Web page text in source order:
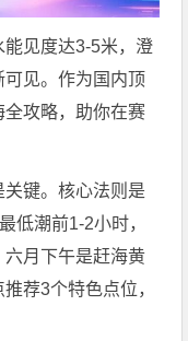
见度达3-5米，澄
见。作为国内顶
攻略，助你在赛
键。核心法则是
低潮前1-2小时，
月下午是赶海黄
荐3个特色点位，